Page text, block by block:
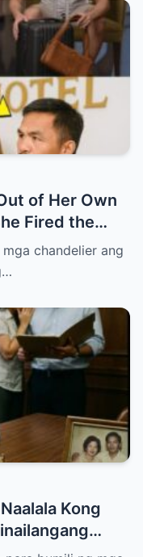
of Her Own
Fired the
chandelier ang
Kong